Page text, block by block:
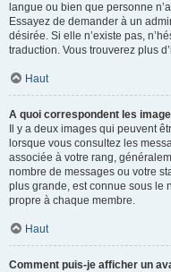
langue ou bien que personne
Essayez de demander à un
désirée. Si elle n’existe pas,
traduction. Vous trouverez plus
Haut
A quoi correspondent les
Il y a deux images qui peuvent
lorsque vous consultez les
associée à votre rang,
nombre de messages ou votre
plus grande, est connue sous le
propre à chaque membre.
Haut
Comment puis-je afficher un